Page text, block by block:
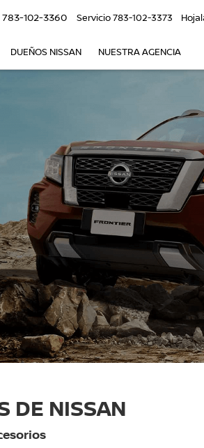
783-102-3360 Servicio783-102-3373
DUEÑOS NISSAN NUESTRA AGENCIA
DE NISSAN